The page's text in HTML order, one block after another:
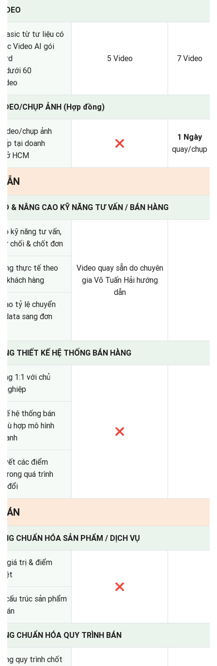
basic từ tư liệu có
Video AI gói
dưới 60
5 Video 7 Video
CHỤP ẢNH (Hợp đồng)
chụp ảnh
tại doanh
ở HCM
❌
1 Ngày
quay/chụp
& NÂNG CAO KỸ NĂNG TƯ VẤN / BÁN HÀNG
kỹ năng tư vấn,
chối & chốt đơn
Video quay sẵn do chuyên
gia Võ Tuấn Hải hướng
dẫn
thực tế theo
khách hàng
tỷ lệ chuyển
data sang đơn
THIẾT KẾ HỆ THỐNG BÁN HÀNG
1:1 với chủ
nghiệp
❌
hệ thống bán
hợp mô hình
các điểm
trong quá trình
đổi
CHUẨN HÓA SẢN PHẨM / DỊCH VỤ
giá trị & điểm
❌
cấu trúc sản phẩm
bán
CHUẨN HÓA QUY TRÌNH BÁN
quy trình chốt